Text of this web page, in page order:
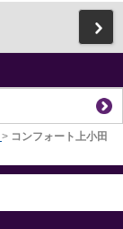
> コンフォート上小田